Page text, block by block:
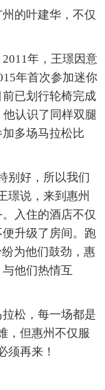
的叶建华，不仅
年，王璟因意
年首次参加迷你
已划行轮椅完成
认识了同样双腿
多场马拉松比
好，所以我们
璟说，来到惠州
入住的酒店不仅
升级了房间。跑
为他们鼓劲，惠
他们热情互
松，每一场都是
，但惠州不仅服
须再来！